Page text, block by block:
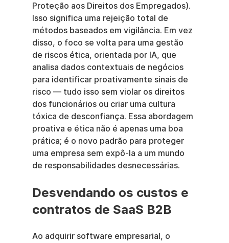
Proteção aos Direitos dos Empregados).
Isso significa uma rejeição total de
métodos baseados em vigilância. Em vez
disso, o foco se volta para uma gestão
de riscos ética, orientada por IA, que
analisa dados contextuais de negócios
para identificar proativamente sinais de
risco — tudo isso sem violar os direitos
dos funcionários ou criar uma cultura
tóxica de desconfiança. Essa abordagem
proativa e ética não é apenas uma boa
prática; é o novo padrão para proteger
uma empresa sem expô-la a um mundo
de responsabilidades desnecessárias.
Desvendando os custos e
contratos de SaaS B2B
Ao adquirir software empresarial, o